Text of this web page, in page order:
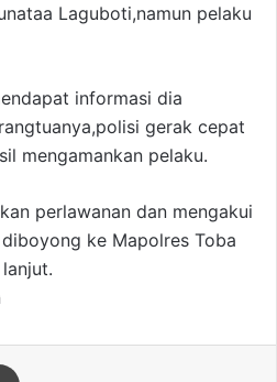
Laguboti,namun pelaku
informasi dia
gerak cepat
mengamankan pelaku.
perlawanan dan mengakui
ke Mapolres Toba